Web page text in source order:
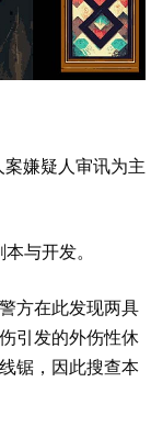
嫌疑人审讯为主
与开发。
方在此发现两具
引发的外伤性休
锯，因此搜查本